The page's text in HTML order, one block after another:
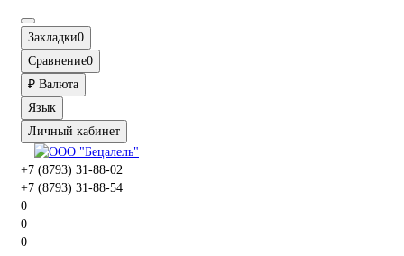
Закладки0
Сравнение0
₽ Валюта
Язык
Личный кабинет
+7 (8793) 31-88-02
+7 (8793) 31-88-54
0
0
0